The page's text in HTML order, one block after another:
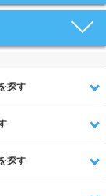
探す
探す